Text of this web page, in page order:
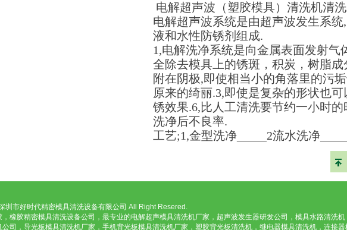
电解超声波（塑胶模具）清洗机清
电解超声波系统是由超声波发生系统,
液和水性防锈剂组成.
1,电解洗净系统是向金属表面发射气
全除去模具上的锈斑，积炭，树脂成
附在阴极,即使相当小的角落里的污
原来的绮丽.3,即使是复杂的形状也
锈效果.6,比人工清洗要节约一小时的
洗净后不良率.
工艺;1,金型洗净 _____2流水洗净
圳市好时代精密模具清洗设备有限公司 All Right Resered.
橡胶精密模具清洗设备公司，最专业的电解超声模具清洗机厂家，超声波发生器研发公司，模具水路清洗机
公司，导光板模具清洗机厂家，手机背光板模具清洗机厂家，塑胶背光板清洗机，继电器模具清洗机，连接器